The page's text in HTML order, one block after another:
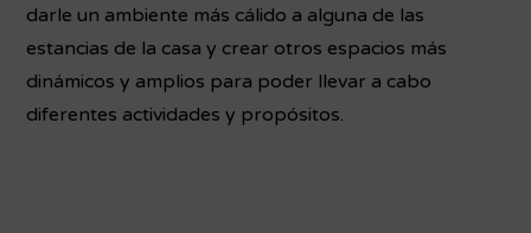
darle un ambiente más cálido a alguna de las
estancias de la casa y crear otros espacios más
dinámicos y amplios para poder llevar a cabo
diferentes actividades y propósitos.